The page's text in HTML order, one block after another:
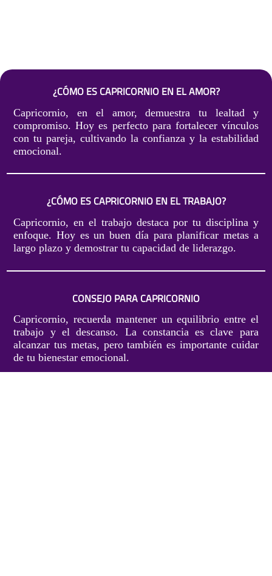
¿CÓMO ES CAPRICORNIO EN EL AMOR?
Capricornio, en el amor, demuestra tu lealtad y
compromiso. Hoy es perfecto para fortalecer vínculos
con tu pareja, cultivando la confianza y la estabilidad
emocional.
¿CÓMO ES CAPRICORNIO EN EL TRABAJO?
Capricornio, en el trabajo destaca por tu disciplina y
enfoque. Hoy es un buen día para planificar metas a
largo plazo y demostrar tu capacidad de liderazgo.
CONSEJO PARA CAPRICORNIO
Capricornio, recuerda mantener un equilibrio entre el
trabajo y el descanso. La constancia es clave para
alcanzar tus metas, pero también es importante cuidar
de tu bienestar emocional.